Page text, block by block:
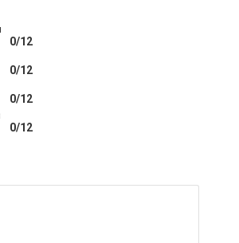
0/12
0/12
0/12
0/12